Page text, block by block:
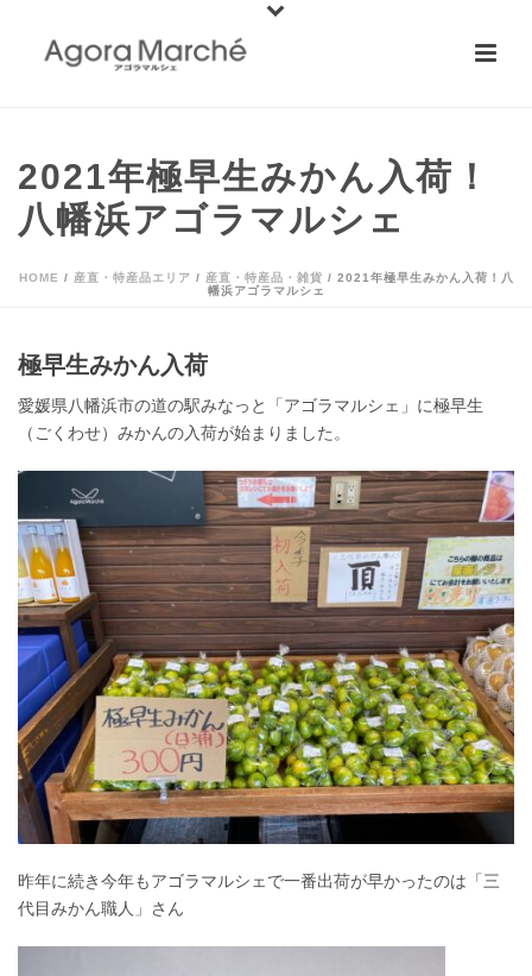
2021年極早生みかん入荷！
八幡浜アゴラマルシェ
HOME / 産直・特産品エリア / 産直・特産品・雑貨 / 2021年極早生みかん入荷！八
幡浜アゴラマルシェ
極早生みかん入荷
愛媛県八幡浜市の道の駅みなっと「アゴラマルシェ」に極早生
（ごくわせ）みかんの入荷が始まりました。
昨年に続き今年もアゴラマルシェで一番出荷が早かったのは「三
代目みかん職人」さん